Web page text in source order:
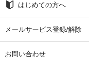
はじめての方へ
メールサービス登録/解除
お問い合わせ